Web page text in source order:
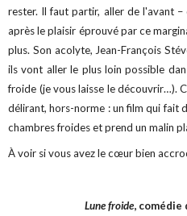
rester. Il faut partir, aller de l'avant
après le plaisir éprouvé par ce
plus. Son acolyte, Jean-François
ils vont aller le plus loin possible
froide (je vous laisse le découvrir…).
délirant, hors-norme : un film qui fait
chambres froides et prend un malin
À voir si vous avez le cœur bien
Lune froide, comédie